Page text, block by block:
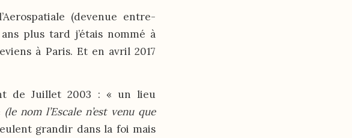
(devenue entre-
plus tard j’étais nommé à
à Paris. Et en avril 2017
de Juillet 2003 : « un lieu
(le nom l’Escale n’est venu que
grandir dans la foi mais